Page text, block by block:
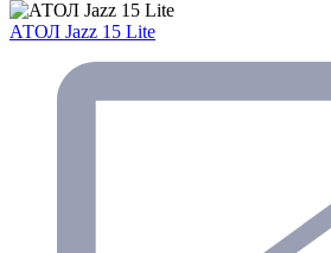
АТОЛ Jazz 15 Lite